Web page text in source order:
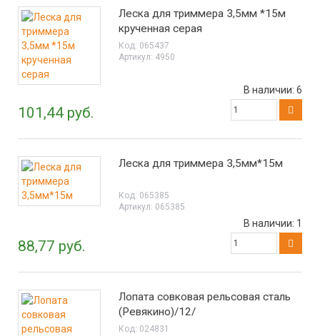
Леска для триммера 3,5мм *15м
крученная серая
Код: 065437
Артикул: 4950
101,44 руб.
В наличии: 6
Леска для триммера 3,5мм*15м
Код: 065385
Артикул: 065385
88,77 руб.
В наличии: 1
Лопата совковая рельсовая сталь
(Ревякино)/12/
Код: 024831